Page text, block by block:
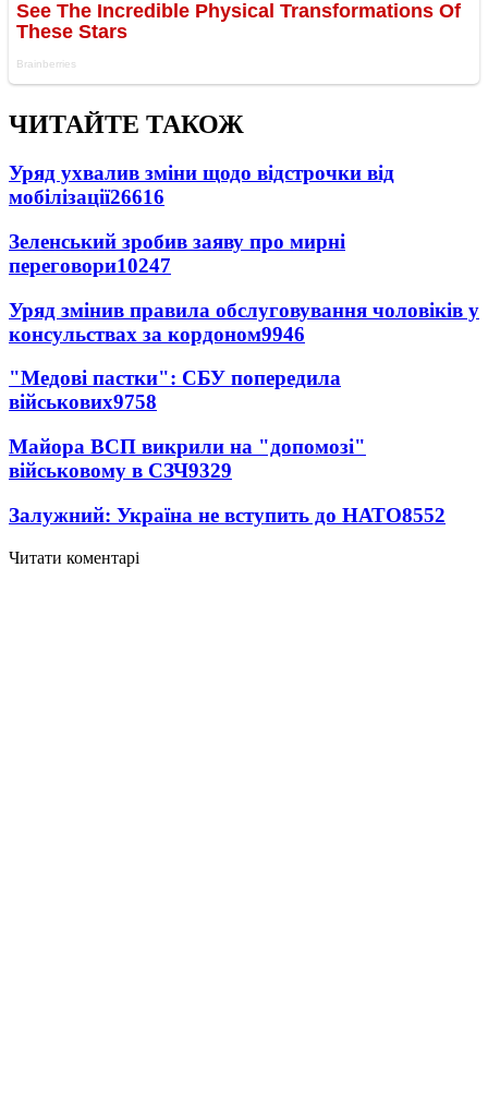
ЧИТАЙТЕ ТАКОЖ
Уряд ухвалив зміни щодо відстрочки від
мобілізації26616
Зеленський зробив заяву про мирні
переговори10247
Уряд змінив правила обслуговування чоловіків у
консульствах за кордоном9946
"Медові пастки": СБУ попередила
військових9758
Майора ВСП викрили на "допомозі"
військовому в СЗЧ9329
Залужний: Україна не вступить до НАТО8552
Читати коментарі